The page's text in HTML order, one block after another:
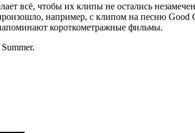
всё, чтобы их клипы не остались
например, с клипом на песню
короткометражные фильмы.